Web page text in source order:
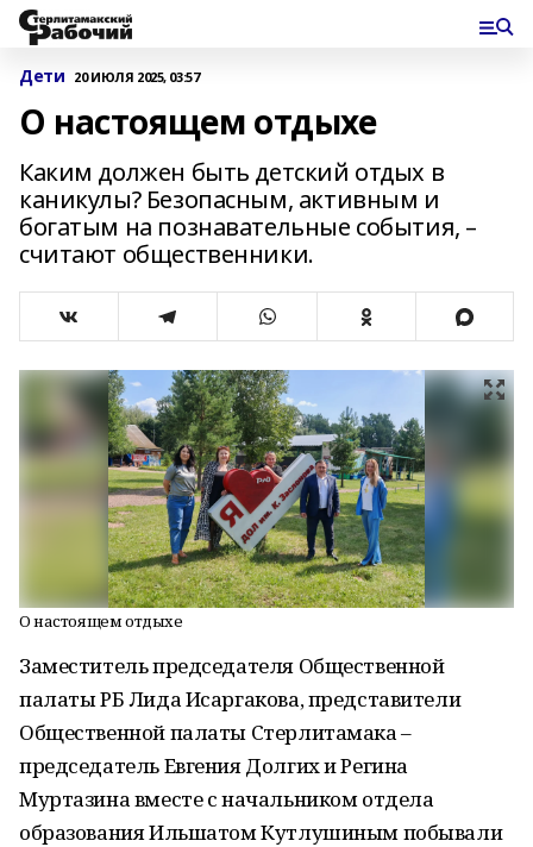
Дети 20 ИЮЛЯ 2025, 03:57
О настоящем отдыхе
Каким должен быть детский отдых в
каникулы? Безопасным, активным и
богатым на познавательные события, –
считают общественники.
О настоящем отдыхе
Заместитель председателя Общественной
палаты РБ Лида Исаргакова, представители
Общественной палаты Стерлитамака –
председатель Евгения Долгих и Регина
Муртазина вместе с начальником отдела
образования Ильшатом Кутлушиным побывали